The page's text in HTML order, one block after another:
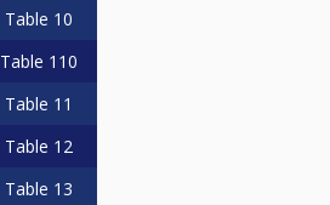
Table 10
Table 110
Table 11
Table 12
Table 13